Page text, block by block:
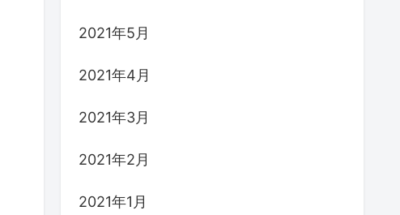
2021年5月
2021年4月
2021年3月
2021年2月
2021年1月